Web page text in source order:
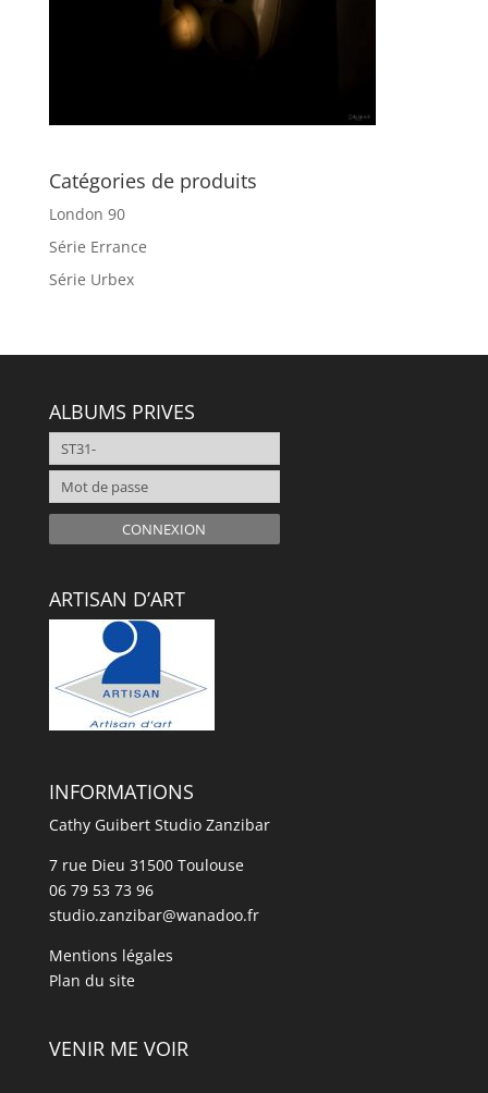
Catégories de produits
London 90
Série Errance
Série Urbex
ALBUMS PRIVES
CONNEXION
ARTISAN D’ART
INFORMATIONS
Cathy Guibert Studio Zanzibar
7 rue Dieu 31500 Toulouse
06 79 53 73 96
studio.zanzibar@wanadoo.fr
Mentions légales
Plan du site
VENIR ME VOIR